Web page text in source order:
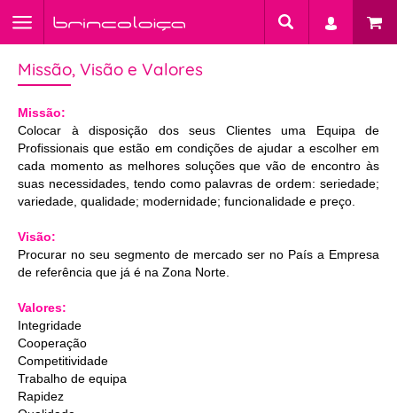
Missão, Visão e Valores
Missão:
Colocar à disposição dos seus Clientes uma Equipa de
Profissionais que estão em condições de ajudar a escolher em
cada momento as melhores soluções que vão de encontro às
suas necessidades, tendo como palavras de ordem: seriedade;
variedade, qualidade; modernidade; funcionalidade e preço.
Visão:
Procurar no seu segmento de mercado ser no País a Empresa
de referência que já é na Zona Norte.
Valores:
Integridade
Cooperação
Competitividade
Trabalho de equipa
Rapidez